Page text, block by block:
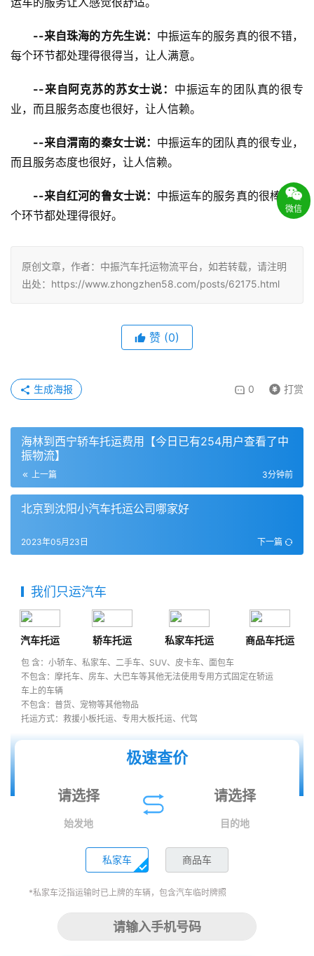
--来自珠海的方先生说： 中振运车的服务真的很不错，
每个环节都处理得很得当，让人满意。
--来自阿克苏的苏女士说： 中振运车的团队真的很专
业，而且服务态度也很好，让人信赖。
--来自渭南的秦女士说： 中振运车的团队真的很专业，
而且服务态度也很好，让人信赖。
--来自红河的鲁女士说： 中振运车的服务真的很棒，每
个环节都处理得很好。
原创文章，作者：中振汽车托运物流平台，如若转载，请注明
出处：https://www.zhongzhen58.com/posts/62175.html
赞 (0)
0 打赏
生成海报
海林到西宁轿车托运费用【今日已有254用户查看了中
振物流】
上一篇 3分钟前
北京到沈阳小汽车托运公司哪家好
下一篇
2023年05月23日
我们只运汽车
汽车托运 轿车托运 私家车托运 商品车托运
包 含：小轿车、私家车、二手车、SUV、皮卡车、面包车
不包含：摩托车、房车、大巴车等其他无法使用专用方式固定在轿运
车上的车辆
不包含：普货、宠物等其他物品
托运方式：救援小板托运、专用大板托运、代驾
极速查价
始发地 目的地
私家车 商品车
*私家车泛指运输时已上牌的车辆，包含汽车临时牌照
微信